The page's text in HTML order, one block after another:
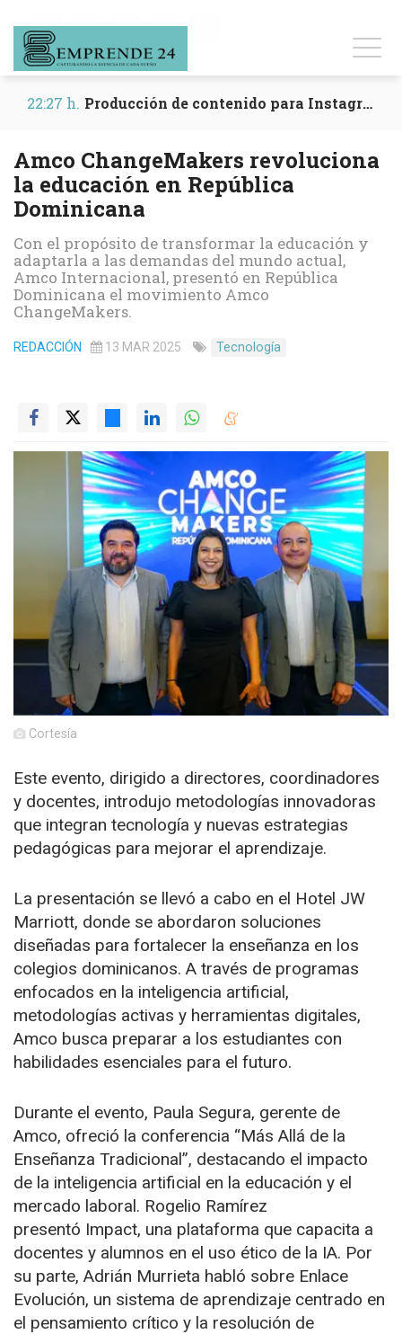
22:25 h. Entrevistas para dar visibilidad a tu marca
Amco ChangeMakers revoluciona
la educación en República
Dominicana
Con el propósito de transformar la educación y
adaptarla a las demandas del mundo actual,
Amco Internacional, presentó en República
Dominicana el movimiento Amco
ChangeMakers.
REDACCIÓN 13 MAR 2025 Tecnología
Cortesía
Este evento, dirigido a directores, coordinadores
y docentes, introdujo metodologías innovadoras
que integran tecnología y nuevas estrategias
pedagógicas para mejorar el aprendizaje.
La presentación se llevó a cabo en el Hotel JW
Marriott, donde se abordaron soluciones
diseñadas para fortalecer la enseñanza en los
colegios dominicanos. A través de programas
enfocados en la inteligencia artificial,
metodologías activas y herramientas digitales,
Amco busca preparar a los estudiantes con
habilidades esenciales para el futuro.
Durante el evento, Paula Segura, gerente de
Amco, ofreció la conferencia “Más Allá de la
Enseñanza Tradicional”, destacando el impacto
de la inteligencia artificial en la educación y el
mercado laboral. Rogelio Ramírez
presentó Impact, una plataforma que capacita a
docentes y alumnos en el uso ético de la IA. Por
su parte, Adrián Murrieta habló sobre Enlace
Evolución, un sistema de aprendizaje centrado en
el pensamiento crítico y la resolución de